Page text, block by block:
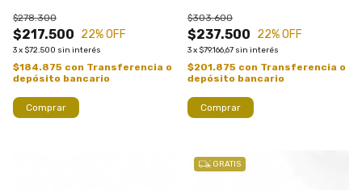
$217.500
$278.300
22% OFF
3x $72.500 sin interés
$184.875 con Transferencia o
depósito bancario
Comprar
$237.500
$303.600
22% OFF
3x $79.166,67 sin interés
$201.875 con Transferencia o
depósito bancario
Comprar
GRATIS